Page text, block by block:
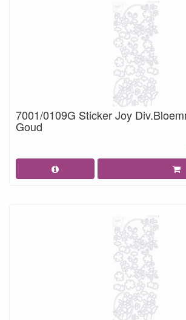
7001/0109G Sticker Joy
Goud